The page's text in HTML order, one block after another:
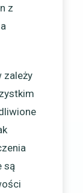
z
zależy
są